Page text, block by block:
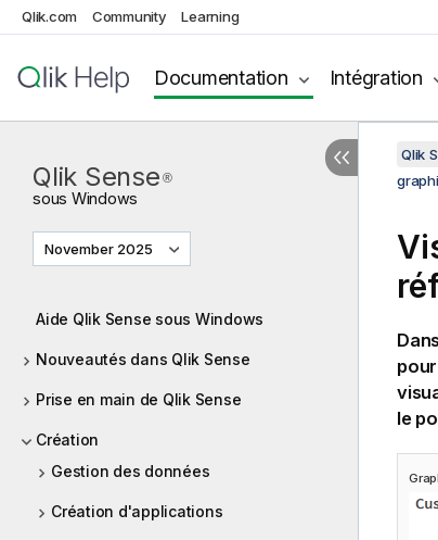
Qlik.com Community Learning
Documentation Intégration
Qlik Sense ®
sous Windows
November 2025
Aide Qlik Sense sous Windows
Nouveautés dans Qlik Sense
Prise en main de Qlik Sense
Création
Gestion des données
Création d'applications
Qlik
le